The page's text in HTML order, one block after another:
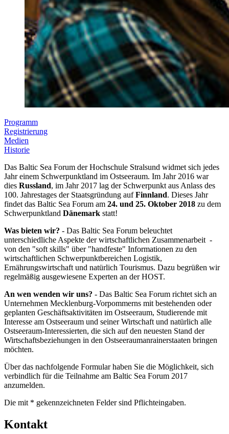
Programm
Registrierung
Re­gis­trie­rung
Die Registrierung ist geschlossen. / Registration is closed.
Medien
Me­di­en
Fotos vom Baltic Sea Forum 2018:
Pictures of the Baltic Sea Forum 2018:
Historie
His­to­rie
Baltic Sea Forum 2019 (Schwerpunkt Schweden)
Baltic Sea Forum 2018 (Schwerpunkt Dänemark)
Baltic Sea Forum 2017 (Schwerpunkt Finnland)
Baltic Sea Forum 2016 (Schwerpunkt Russland)
BalticSeaForum 2015
BalticSeaForum 2014
BalticSeaForum 2013
BalticSeaForum 2012
Das Baltic Sea Forum der Hochschule Stralsund widmet sich jedes
Jahr einem Schwerpunktland im Ostseeraum. Im Jahr 2016 war
dies Russland, im Jahr 2017 lag der Schwerpunkt aus Anlass des
100. Jahrestages der Staatsgründung aufFinnland. Dieses Jahr
findet das Baltic Sea Forum am 24. und 25. Oktober 2018 zu dem
Schwerpunktland Dänemark statt!
Was bieten wir? - Das Baltic Sea Forum beleuchtet
unterschiedliche Aspekte der wirtschaftlichen Zusammenarbeit -
von den "soft skills" über "handfeste" Informationen zu den
wirtschaftlichen Schwerpunktbereichen Logistik,
Ernährungswirtschaft und natürlich Tourismus. Dazu begrüßen wir
regelmäßig ausgewiesene Experten an der HOST.
An wen wenden wir uns? - Das Baltic Sea Forum richtet sich an
Unternehmen Mecklenburg-Vorpommerns mit bestehenden oder
geplanten Geschäftsaktivitäten im Ostseeraum, Studierende mit
Interesse am Ostseeraum und seiner Wirtschaft und natürlich alle
Ostseeraum-Interessierten, die sich auf den neuesten Stand der
Wirtschaftsbeziehungen in den Ostseeraumanrainerstaaten bringen
möchten.
Über das nachfolgende Formular haben Sie die Möglichkeit, sich
verbindlich für die Teilnahme am Baltic Sea Forum 2017
anzumelden.
Die mit * gekennzeichneten Felder sind Pflichteingaben.
Kon­takt